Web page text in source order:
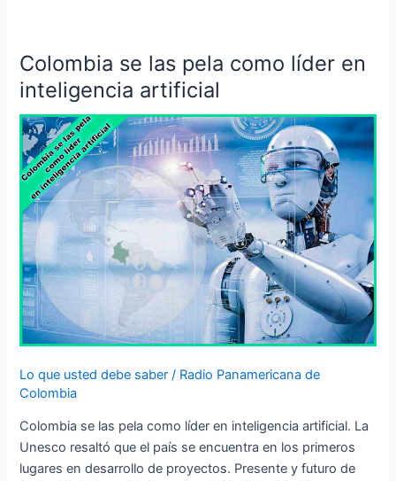
Colombia se las pela como líder en
inteligencia artificial
Lo que usted debe saber / Radio Panamericana de
Colombia
Colombia se las pela como líder en inteligencia artificial. La
Unesco resaltó que el país se encuentra en los primeros
lugares en desarrollo de proyectos. Presente y futuro de
Colombia
se
las
pela
como
líder
en
inteligencia
artificial